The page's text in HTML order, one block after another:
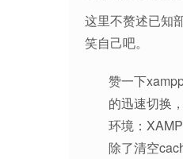
这里不赘述已知
笑自己吧。
赞一下
的迅速切换
环境：
除了清空